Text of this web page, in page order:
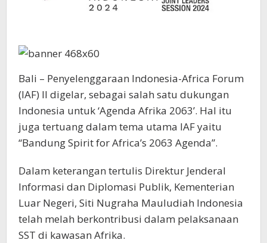
Bali – Penyelenggaraan Indonesia-Africa Forum
(IAF) II digelar, sebagai salah satu dukungan
Indonesia untuk ‘Agenda Afrika 2063’. Hal itu
juga tertuang dalam tema utama IAF yaitu
“Bandung Spirit for Africa’s 2063 Agenda”.
Dalam keterangan tertulis Direktur Jenderal
Informasi dan Diplomasi Publik, Kementerian
Luar Negeri, Siti Nugraha Mauludiah Indonesia
telah melah berkontribusi dalam pelaksanaan
SST di kawasan Afrika.